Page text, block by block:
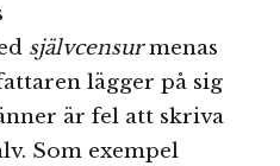
självcensurmenas
lägger på sig
är fel att skriva
Som exempel